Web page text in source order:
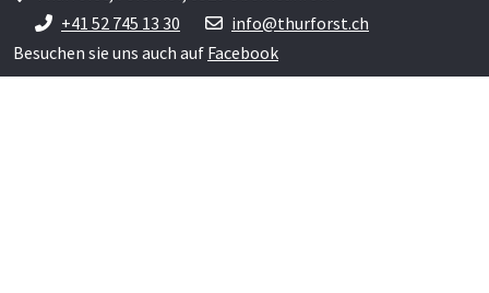
+41 52 745 13 30
info@thurforst.ch
Besuchen sie uns auch auf Facebook